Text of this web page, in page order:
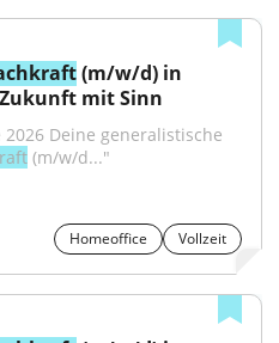
(m/w/d) in
mit Sinn
(m/w/d..."
Homeoffice Vollzeit